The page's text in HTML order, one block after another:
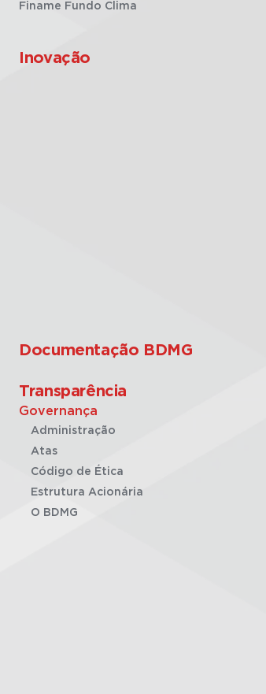
Finame Fundo Clima
Inovação
Documentação BDMG
Transparência
Governança
Administração
Atas
Código de Ética
Estrutura Acionária
O BDMG